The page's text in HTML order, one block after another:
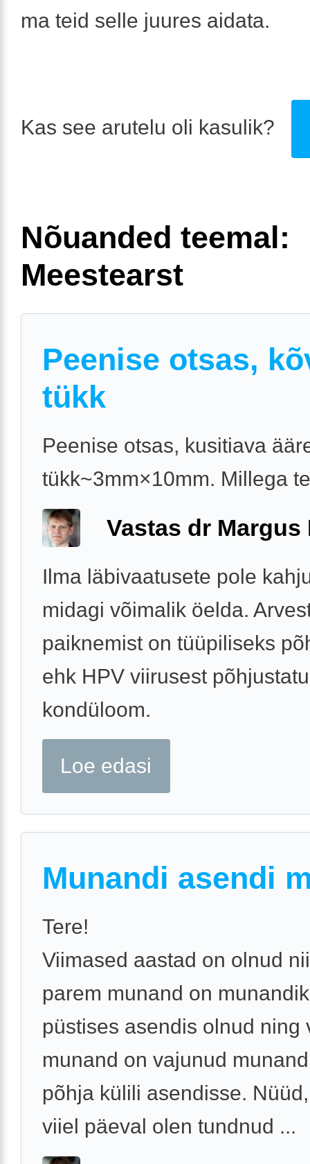
ma teid selle juures aidata.
Kas see arutelu oli kasulik?
Nõuanded teemal:
Meestearst
Peenise otsas,
tükk
Peenise otsas, kusitiava
tükk~3mm×10mm. Millega
Vastas dr Margus
Ilma läbivaatusete pole
midagi võimalik öelda.
paiknemist on tüüpiliseks
ehk HPV viirusest
kondüloom.
Loe edasi
Munandi asendi
Tere!
Viimased aastad on olnud
parem munand on
püstises asendis olnud ning
munand on vajunud
põhja külili asendisse.
viiel päeval olen tundnud ...